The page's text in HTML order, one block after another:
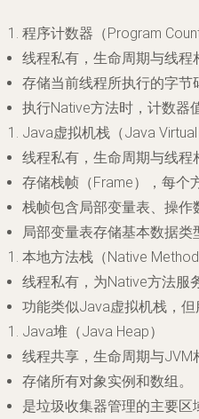
程序计数器（Program
线程私有，生命周期与线程
存储当前线程所执行的字节
执行Native方法时，计数器
Java虚拟机栈（Java Virtual
线程私有，生命周期与线程
存储栈帧（Frame），每个
栈帧包含局部变量表、操
局部变量表存储基本数据类
本地方法栈（Native Method
线程私有，为Native方法服
功能类似Java虚拟机栈，但
Java堆（Java Heap）
线程共享，生命周期与JVM
存储所有对象实例和数组。
是垃圾收集器管理的主要区